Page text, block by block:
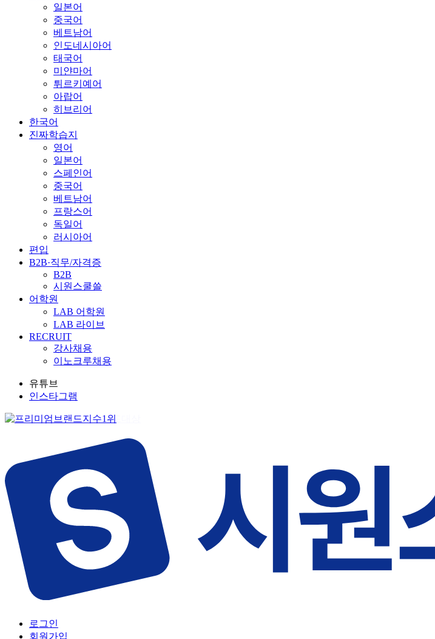
일본어
중국어
베트남어
인도네시아어
태국어
미얀마어
튀르키예어
아랍어
히브리어
한국어
진짜학습지
영어
일본어
스페인어
중국어
베트남어
프랑스어
독일어
러시아어
편입
B2B·직무/자격증
B2B
시원스쿨쓸
어학원
LAB 어학원
LAB 라이브
RECRUIT
강사채용
이노크루채용
유튜브
인스타그램
로그인
회원가입